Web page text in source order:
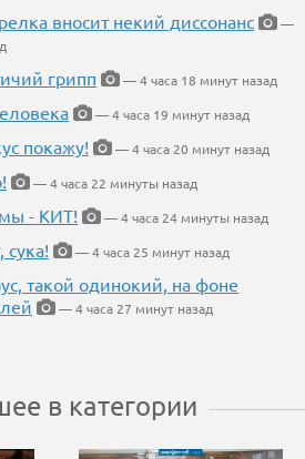
вносит некий диссонанс
—
грипп
— 4 часа 18 минут назад
— 4 часа 19 минут назад
покажу!
— 4 часа 20 минут назад
— 4 часа 22 минуты назад
- КИТ!
— 4 часа 24 минуты назад
— 4 часа 25 минут назад
такой одинокий, на фоне
— 4 часа 27 минут назад
в категории